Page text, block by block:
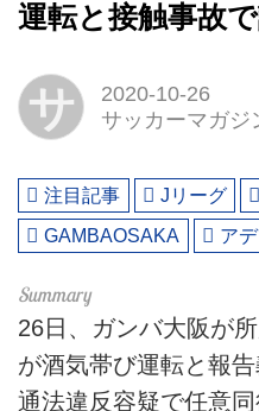
運転と接触事故
サ
2020-10-26
サッカーマガジ
注目記事 Jリーグ
GAMBAOSAKA
ア
26日、ガンバ大阪が
が酒気帯び運転と報
通法違反容疑で任意